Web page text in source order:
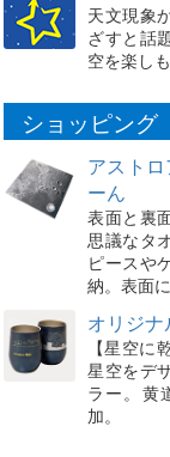
天文現象
ざすと話
空を楽し
ショッピング
アスト
ーん
表面と裏
思議なタ
ピースや
納。表面
オリジ
【星空に
星空をデ
ラー。黄
加。